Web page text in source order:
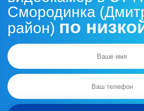
Смородинка
район) по